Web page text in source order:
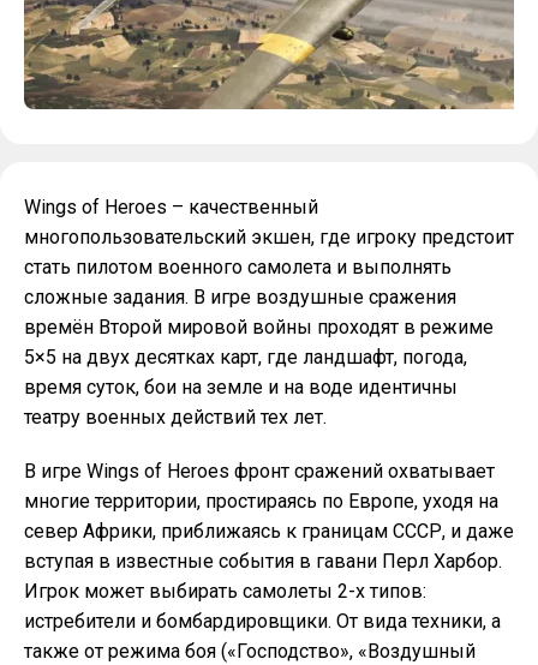
Wings of Heroes – качественный
многопользовательский экшен, где игроку предстоит
стать пилотом военного самолета и выполнять
сложные задания. В игре воздушные сражения
времён Второй мировой войны проходят в режиме
5×5 на двух десятках карт, где ландшафт, погода,
время суток, бои на земле и на воде идентичны
театру военных действий тех лет.
В игре Wings of Heroes фронт сражений охватывает
многие территории, простираясь по Европе, уходя на
север Африки, приближаясь к границам СССР, и даже
вступая в известные события в гавани Перл Харбор.
Игрок может выбирать самолеты 2-х типов:
истребители и бомбардировщики. От вида техники, а
также от режима боя («Господство», «Воздушный